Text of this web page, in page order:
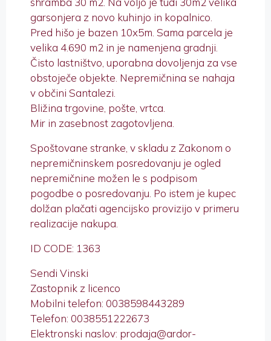
garsonjera z novo kuhinjo in kopalnico.
Pred hišo je bazen 10x5m. Sama parcela je
velika 4.690 m2 in je namenjena gradnji.
Čisto lastništvo, uporabna dovoljenja za vse
obstoječe objekte. Nepremičnina se nahaja
v občini Santalezi.
Bližina trgovine, pošte, vrtca.
Mir in zasebnost zagotovljena.
Spoštovane stranke, v skladu z Zakonom o
nepremičninskem posredovanju je ogled
nepremičnine možen le s podpisom
pogodbe o posredovanju. Po istem je kupec
dolžan plačati agencijsko provizijo v primeru
realizacije nakupa.
ID CODE: 1363
Sendi Vinski
Zastopnik z licenco
Mobilni telefon: 0038598443289
Telefon: 0038551222673
Elektronski naslov: prodaja@ardor-